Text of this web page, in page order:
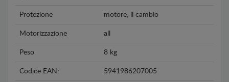
Protezione motore, il cambio
Motorizzazione all
Peso 8 kg
Codice EAN: 5941986207005